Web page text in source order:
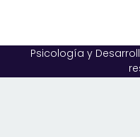
Psicología y